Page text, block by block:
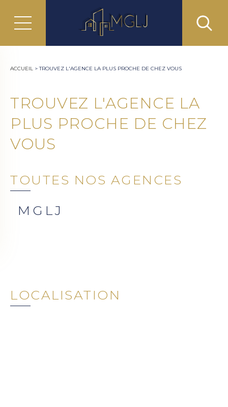
ACCUEIL >TROUVEZ L'AGENCE LA PLUS PROCHE DE CHEZ VOUS
TROUVEZ L'AGENCE LA
PLUS PROCHE DE CHEZ
VOUS
TOUTES NOS AGENCES
MGLJ
LOCALISATION